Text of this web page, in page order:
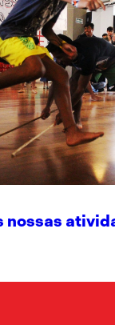
nossas